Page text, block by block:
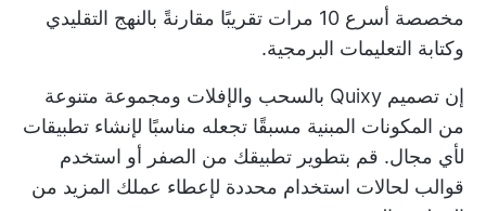
مخصصة أسرع 10 مرات تقريبًا مقارنةً بالنهج التقليدي
وكتابة التعليمات البرمجية.
إن تصميم Quixy بالسحب والإفلات ومجموعة متنوعة
من المكونات المبنية مسبقًا تجعله مناسبًا لإنشاء تطبيقات
لأي مجال. قم بتطوير تطبيقك من الصفر أو استخدم
قوالب لحالات استخدام محددة لإعطاء عملك المزيد من